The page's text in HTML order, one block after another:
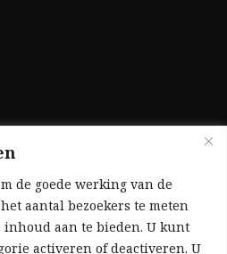
de goede werking van de
aantal bezoekers te meten
aan te bieden. U kunt
activeren of deactiveren. U
zelf gefinancierd zijn
commerciële
rijke sponsors), zijn we
ons tijdschrift uitsluitend